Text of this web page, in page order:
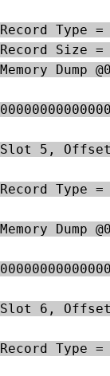
Record Type =
Memory Dump
Slot 5, Offset
Record Type
Memory Dump
Slot 6, Offset
Record Type